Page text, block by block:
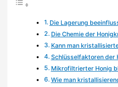
Die Lagerung
Die Chemie der
Kann man
Schlüsselfaktoren der
Mikrofiltrierter Honig
Wie man